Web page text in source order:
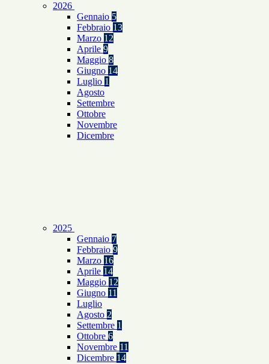
2026
Gennaio 5
Febbraio 13
Marzo 12
Aprile 9
Maggio 8
Giugno 14
Luglio 1
Agosto
Settembre
Ottobre
Novembre
Dicembre
2025
Gennaio 7
Febbraio 9
Marzo 16
Aprile 14
Maggio 12
Giugno 11
Luglio
Agosto 2
Settembre 1
Ottobre 6
Novembre 11
Dicembre 14